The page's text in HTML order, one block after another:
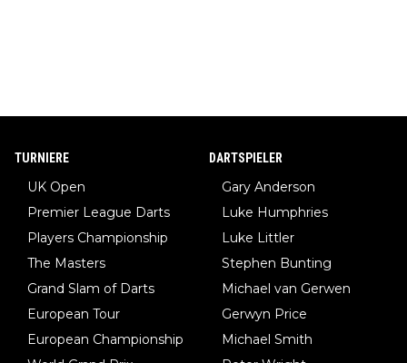
TURNIERE
UK Open
Premier League Darts
Players Championship
The Masters
Grand Slam of Darts
European Tour
European Championship
DARTSPIELER
Gary Anderson
Luke Humphries
Luke Littler
Stephen Bunting
Michael van Gerwen
Gerwyn Price
Michael Smith